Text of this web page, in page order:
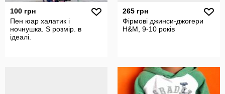
100 грн
Пен юар халатик і
ночнушка. S розмір. в
ідеалі.
265 грн
Фірмові джинси-джогери
H&M, 9-10 років